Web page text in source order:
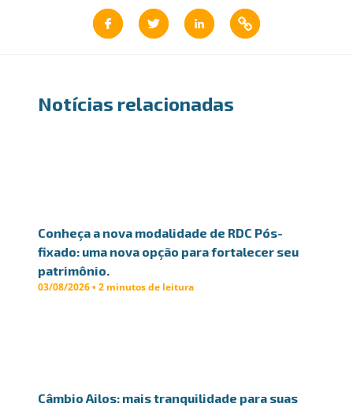
Notícias relacionadas
Conheça a nova modalidade de RDC Pós-
fixado: uma nova opção para fortalecer seu
patrimônio.
03/08/2026 • 2 minutos de leitura
Câmbio Ailos: mais tranquilidade para suas